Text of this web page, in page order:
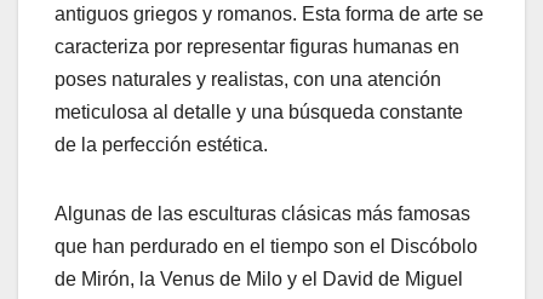
antiguos griegos y romanos. Esta forma de arte se
caracteriza por representar figuras humanas en
poses naturales y realistas, con una atención
meticulosa al detalle y una búsqueda constante
de la perfección estética.
Algunas de las esculturas clásicas más famosas
que han perdurado en el tiempo son el Discóbolo
de Mirón, la Venus de Milo y el David de Miguel